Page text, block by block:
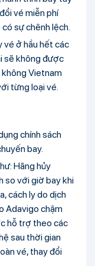
vé miễn phí
sự chênh lệch.
vé ở hầu hết các
sẽ không được
không Vietnam
từng loại vé.
chính sách
bay.
Hãng hủy
so với giờ bay khi
cách ly do dịch
Adavigo chậm
hỗ trợ theo các
sau thời gian
vé, thay đổi